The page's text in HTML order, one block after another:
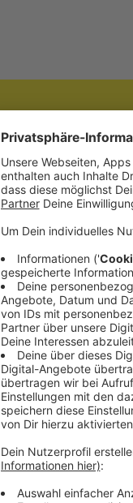
– sie betrifft
„da“ ist, aber
spreche ich
dafür
ist.
wirkt, kann man
die auf